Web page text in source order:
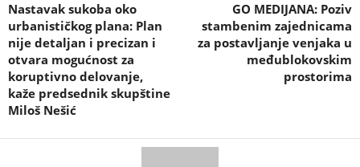
Nastavak sukoba oko
urbanističkog plana: Plan
nije detaljan i precizan i
otvara mogućnost za
koruptivno delovanje,
kaže predsednik skupštine
Miloš Nešić
GO MEDIJANA: Poziv
stambenim zajednicama
za postavljanje venjaka u
međublokovskim
prostorima